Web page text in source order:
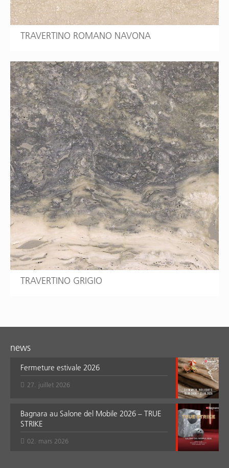
TRAVERTINO ROMANO NAVONA
TRAVERTINO GRIGIO
news
Fermeture estivale 2026
27. juillet 2026
Bagnara au Salone del Mobile 2026 – TRUE
STRIKE
02. mars 2026